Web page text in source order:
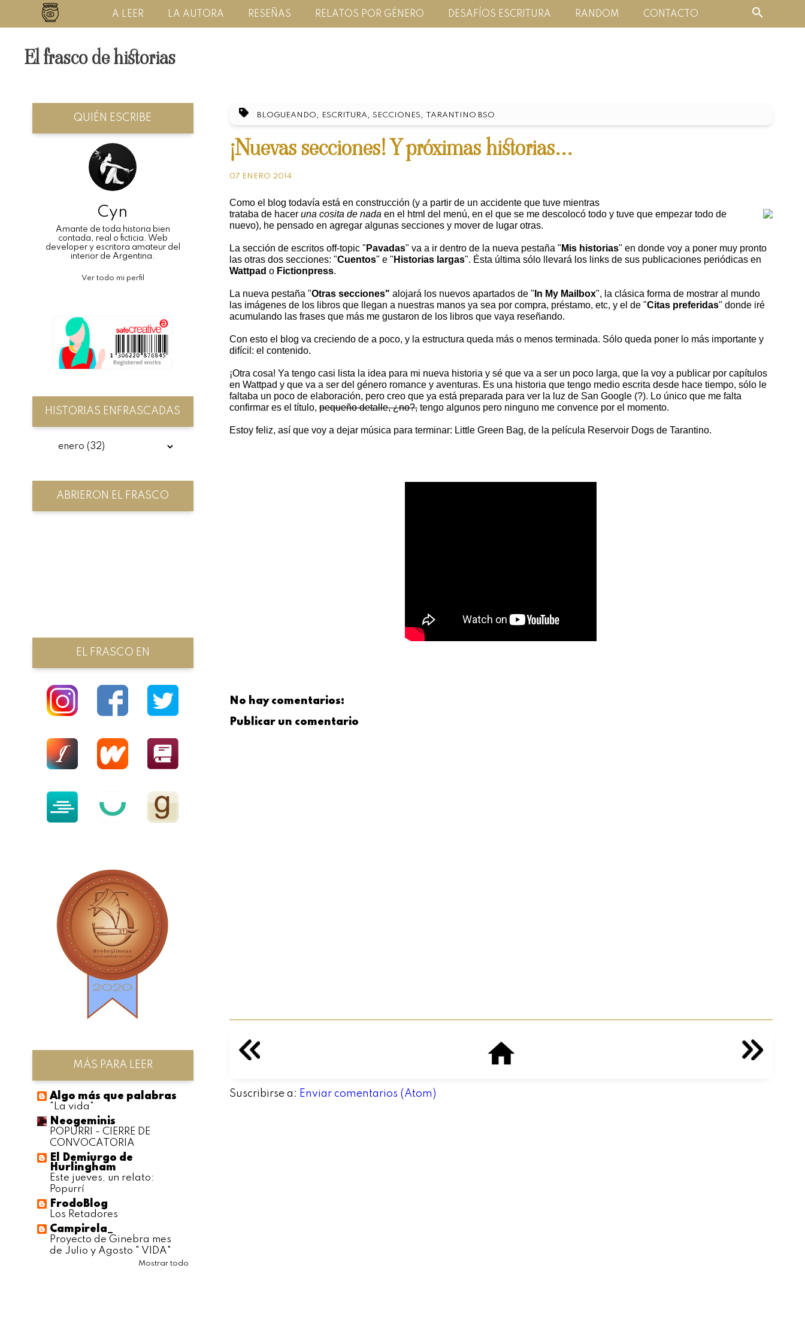
A LEER LA AUTORA RESEÑAS RELATOS POR GÉNERO DESAFÍOS ESCRITURA RANDOM CONTACTO
El frasco de historias
BLOGUEANDO , ESCRITURA , SECCIONES , TARANTINO BSO
¡Nuevas secciones! Y próximas historias...
07 ENERO 2014
Como el blog todavía está en construcción (y a partir de un accidente que tuve mientras
trataba de hacer una cosita de nadaen el html del menú, en el que se me descolocó todo y tuve que empezar todo de
nuevo), he pensado en agregar algunas secciones y mover de lugar otras.
La sección de escritos off-topic " Pavadas" va a ir dentro de la nueva pestaña " Mis historias" en donde voy a poner muy pronto
las otras dos secciones: "Cuentos" e " Historias largas". Éstaúltima sólo llevará los links de sus publicaciones periódicas en
Wattpad o Fictionpress.
La nueva pestaña "Otras secciones" alojará los nuevos apartados de " In My Mailbox", la clásica forma de mostrar al mundo
las imágenes de los libros que llegan a nuestras manos ya sea por compra, préstamo, etc, y el de "Citas preferidas" donde iré
acumulando las frases que más me gustaron de los libros que vaya reseñando.
Con esto el blog va creciendo de a poco, y la estructura queda más o menos terminada. Sólo queda poner lo más importante y
difícil: el contenido.
¡Otra cosa! Ya tengo casi lista la idea para mi nueva historia y sé que va a ser un poco larga, que la voy a publicar por capítulos
en Wattpad y que va a ser del género romance y aventuras. Es una historia que tengo medio escrita desde hace tiempo, sólo le
faltaba un poco de elaboración, pero creo que ya está preparada para ver la luz de San Google (?). Lo único que me falta
confirmar es el título,pequeño detalle, ¿no?,tengo algunos pero ninguno me convence por el momento.
Estoy feliz, así que voy a dejar música para terminar: Little Green Bag, de la película Reservoir Dogs de Tarantino.
No hay comentarios:
Publicar un comentario
Suscribirse a: Enviar comentarios (Atom)
QUIÉN ESCRIBE
Cyn
Amante de toda historia bien
contada, real o ficticia. Web
developer y escritora amateur del
interior de Argentina.
Ver todo mi perfil
HISTORIAS ENFRASCADAS
ABRIERON EL FRASCO
EL FRASCO EN
MÁS PARA LEER
Algo más que palabras
"La vida"
Neogeminis
POPURRI - CIERRE DE
CONVOCATORIA
El Demiurgo de
Hurlingham
Este jueves, un relato:
Popurrí
FrodoBlog
Los Retadores
Campirela_
Proyecto de Ginebra mes
de Julio y Agosto " VIDA"
Mostrar todo